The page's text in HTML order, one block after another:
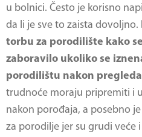
u bolnici. Često je korisno
da li je sve to zaista dovoljno.
torbu za porodilište kako
zaboravilo ukoliko se
porodilištu nakon pregleda
trudnoće moraju pripremiti i
nakon porođaja, a posebno
za porodilje jer su grudi veće